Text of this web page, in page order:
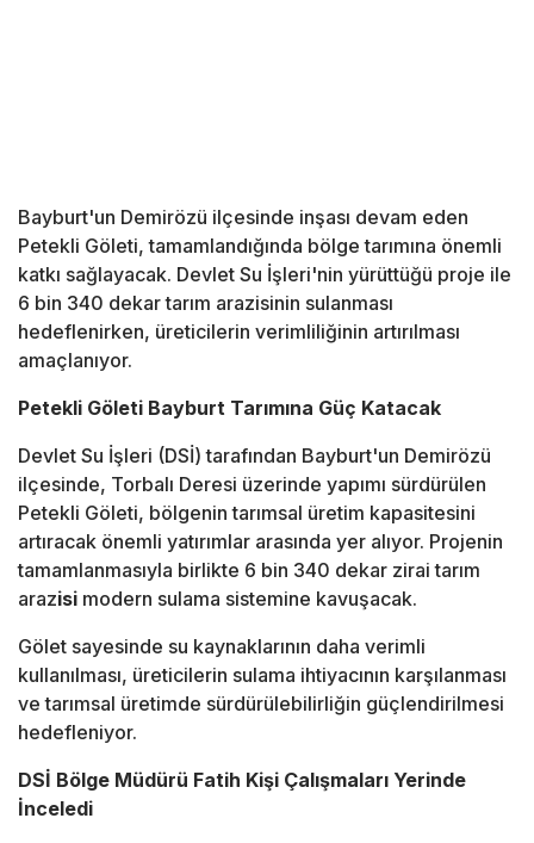
Bayburt'un Demirözü ilçesinde inşası devam eden
Petekli Göleti, tamamlandığında bölge tarımına önemli
katkı sağlayacak. Devlet Su İşleri'nin yürüttüğü proje ile
6 bin 340 dekar tarım arazisinin sulanması
hedeflenirken, üreticilerin verimliliğinin artırılması
amaçlanıyor.
Petekli Göleti Bayburt Tarımına Güç Katacak
Devlet Su İşleri (DSİ) tarafından Bayburt'un Demirözü
ilçesinde, Torbalı Deresi üzerinde yapımı sürdürülen
Petekli Göleti, bölgenin tarımsal üretim kapasitesini
artıracak önemli yatırımlar arasında yer alıyor. Projenin
tamamlanmasıyla birlikte 6 bin 340 dekar zirai tarım
arazisi modern sulama sistemine kavuşacak.
Gölet sayesinde su kaynaklarının daha verimli
kullanılması, üreticilerin sulama ihtiyacının karşılanması
ve tarımsal üretimde sürdürülebilirliğin güçlendirilmesi
hedefleniyor.
DSİ Bölge Müdürü Fatih Kişi Çalışmaları Yerinde
İnceledi